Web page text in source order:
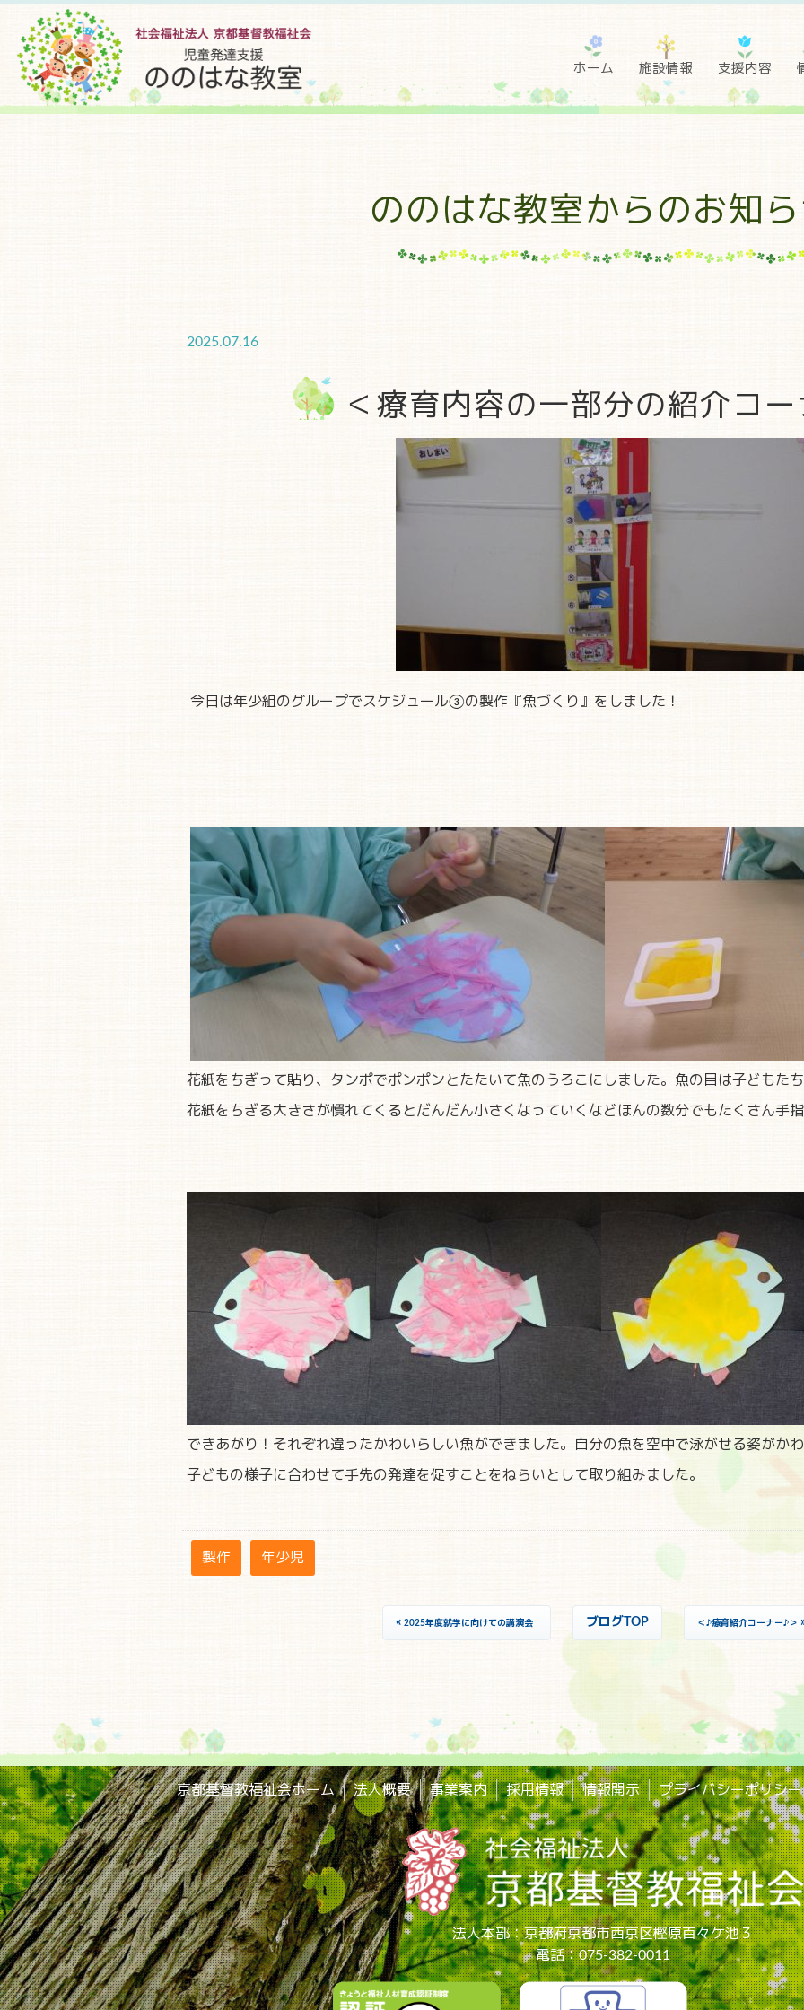
ホーム 施設情報 支援内容
ののはな教室からのお知
2025.07.16
＜療育内容の一部分の紹介コ
今日は年少組のグループでスケジュール③の製作『魚づくり』をしました！
花紙をちぎって貼り、タンポでポンポンとたたいて魚のうろこにしました。魚の目は子どもた
花紙をちぎる大きさが慣れてくるとだんだん小さくなっていくなどほんの数分でもたくさん手
できあがり！それぞれ違ったかわいらしい魚ができました。自分の魚を空中で泳がせる姿がか
子どもの様子に合わせて手先の発達を促すことをねらいとして取り組みました。
製作 年少児
« 2025年度就学に向けての講演会 ブログTOP ＜♪療育紹介コーナー♪＞
京都基督教福祉会ホーム 法人概要 事業案内 採用情報 情報開示 プライバシーポリシー
法人本部：京都府京都市西京区樫原百々ケ池３
電話：075-382-0011